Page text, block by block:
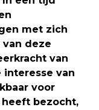
met zich
deze
van
van
voor
bezocht,